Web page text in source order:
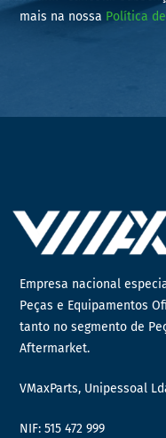
mais na nossa Política
Empresa nacional
Peças e Equipamentos
tanto no segmento de
Aftermarket.
VMaxParts, Unipessoal
NIF: 515 472 999